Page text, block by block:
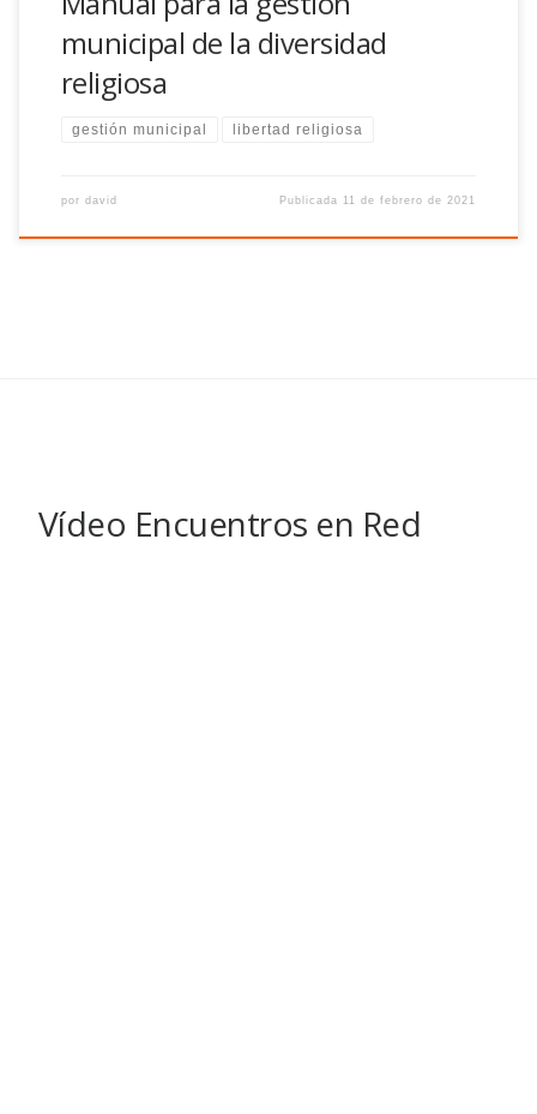
municipal de la diversidad
religiosa
gestión municipal libertad religiosa
por david Publicada 11 de febrero de 2021
Vídeo Encuentros en Red